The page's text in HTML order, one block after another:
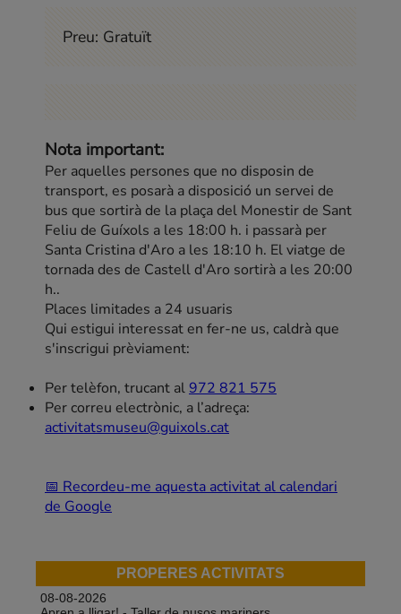
PROPERES ACTIVITATS
08-08-2026
Preu: Gratuït
Nota important:
Per aquelles persones que no disposin de
transport, es posarà a disposició un servei de
bus que sortirà de la plaça del Monestir de Sant
Feliu de Guíxols a les 18:00 h. i passarà per
Santa Cristina d'Aro a les 18:10 h. El viatge de
tornada des de Castell d'Aro sortirà a les 20:00
h..
Places limitades a 24 usuaris
Qui estigui interessat en fer-ne us, caldrà que
s'inscrigui prèviament:
Per telèfon, trucant al 972 821 575
Per correu electrònic, a l’adreça:
activitatsmuseu@guixols.cat
📅 Recordeu-me aquesta activitat al calendari
de Google